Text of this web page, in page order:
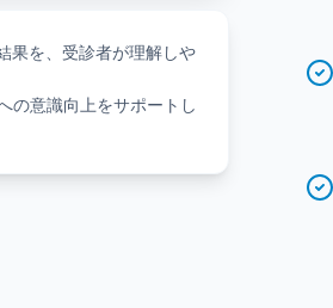
果を、受診者が理解しや
の意識向上をサポートし